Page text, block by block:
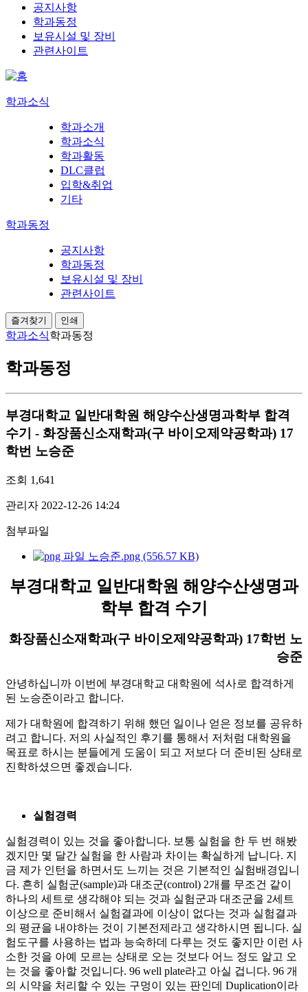
공지사항
학과동정
보유시설 및 장비
관련사이트
학과소식
학과소개
학과소식
학과활동
DLC클럽
입학&취업
기타
학과동정
공지사항
학과동정
보유시설 및 장비
관련사이트
즐겨찾기 인쇄
학과소식학과동정
학과동정
부경대학교 일반대학원 해양수산생명과학부 합격
수기 - 화장품신소재학과(구 바이오제약공학과) 17
학번 노승준
조회 1,641
관리자 2022-12-26 14:24
첨부파일
노승준.png (556.57 KB)
부경대학교 일반대학원 해양수산생명과
학부 합격 수기
화장품신소재학과(구 바이오제약공학과) 17학번 노
승준
안녕하십니까 이번에 부경대학교 대학원에 석사로 합격하게
된 노승준이라고 합니다.
제가 대학원에 합격하기 위해 했던 일이나 얻은 정보를 공유하
려고 합니다. 저의 사실적인 후기를 통해서 저처럼 대학원을
목표로 하시는 분들에게 도움이 되고 저보다 더 준비된 상태로
진학하셨으면 좋겠습니다.
실험경력
실험경력이 있는 것을 좋아합니다. 보통 실험을 한 두 번 해봤
겠지만 몇 달간 실험을 한 사람과 차이는 확실하게 납니다. 지
금 제가 인턴을 하면서도 느끼는 것은 기본적인 실험배경입니
다. 흔히 실험군(sample)과 대조군(control) 2개를 무조건 같이
하나의 세트로 생각해야 되는 것과 실험군과 대조군을 2세트
이상으로 준비해서 실험결과에 이상이 없다는 것과 실험결과
의 평균을 내야하는 것이 기본전제라고 생각하시면 됩니다. 실
험도구를 사용하는 법과 능숙하데 다루는 것도 좋지만 이런 사
소한 것을 아예 모르는 상태로 오는 것보다 어느 정도 알고 오
는 것을 좋아할 것입니다. 96 well plate라고 아실 겁니다. 96 개
의 시약을 처리할 수 있는 구멍이 있는 판인데 Duplication이라